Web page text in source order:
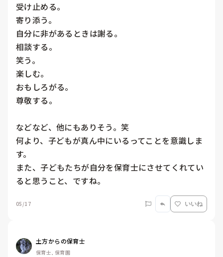
受け止める。
寄り添う。
自分に非があるときは謝る。
相談する。
笑う。
楽しむ。
おもしろがる。
尊敬する。
などなど、他にもありそう。笑
何より、子どもが真ん中にいるってことを意識しま
す。
また、子どもたちが自分を保育士にさせてくれてい
ると思うこと、ですね。
05/17 いいね
土方からの保育士
保育士, 保育園